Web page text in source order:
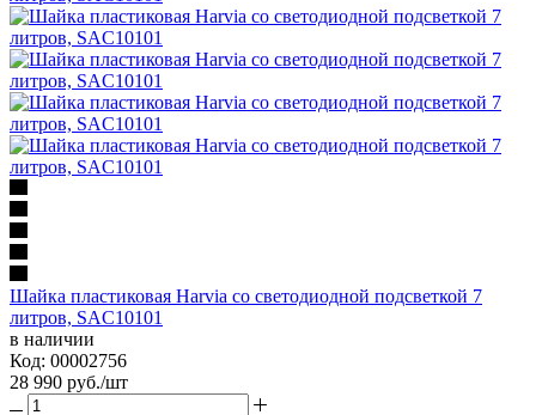
Шайка пластиковая Harvia со светодиодной подсветкой 7
литров, SAC10101
в наличии
Код: 00002756
28 990 руб./шт